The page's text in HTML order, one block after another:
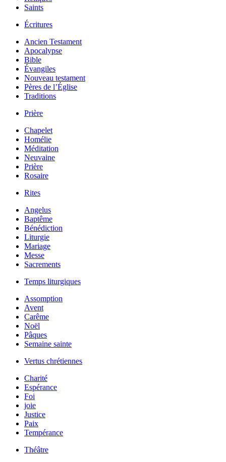
Saints
Écritures
Ancien Testament
Apocalypse
Bible
Évangiles
Nouveau testament
Pères de l’Église
Traditions
Prière
Chapelet
Homélie
Méditation
Neuvaine
Prière
Rosaire
Rites
Angelus
Baptême
Bénédiction
Liturgie
Mariage
Messe
Sacrements
Temps liturgiques
Assomption
Avent
Carême
Noël
Pâques
Semaine sainte
Vertus chrétiennes
Charité
Espérance
Foi
joie
Justice
Paix
Tempérance
Théâtre